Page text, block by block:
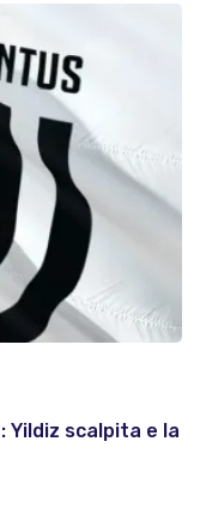
Yildiz scalpita e la